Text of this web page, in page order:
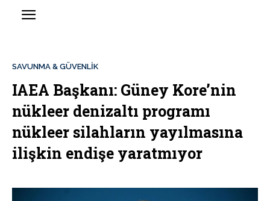
SAVUNMA & GÜVENLİK
IAEA Başkanı: Güney Kore’nin
nükleer denizaltı programı
nükleer silahların yayılmasına
ilişkin endişe yaratmıyor